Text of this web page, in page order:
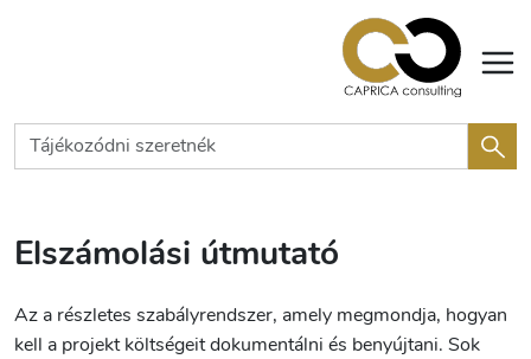
Elszámolási útmutató
Az a részletes szabályrendszer, amely megmondja, hogyan
kell a projekt költségeit dokumentálni és benyújtani. Sok